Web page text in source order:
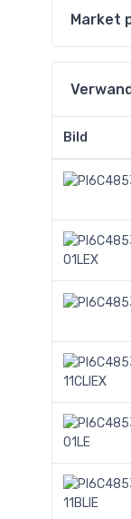
Market
Bild